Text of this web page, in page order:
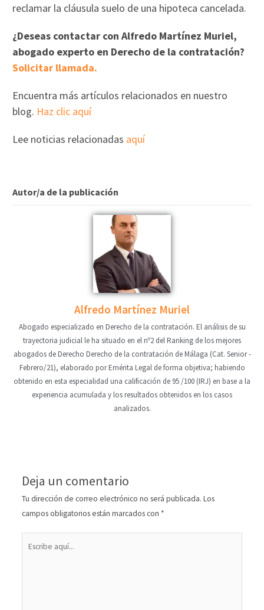
reclamar la cláusula suelo de una hipoteca cancelada.
¿Deseas contactar con Alfredo Martínez Muriel,
abogado experto en Derecho de la contratación?
Solicitar llamada.
Encuentra más artículos relacionados en nuestro
blog. Haz clic aquí
Lee noticias relacionadas aquí
Autor/a de la publicación
Alfredo Martínez Muriel
Abogado especializado en Derecho de la contratación. El análisis de su
trayectoria judicial le ha situado en el nº2 del Ranking de los mejores
abogados de Derecho Derecho de la contratación de Málaga (Cat. Senior -
Febrero/21), elaborado por Emérita Legal de forma objetiva; habiendo
obtenido en esta especialidad una calificación de 95 /100 (IRJ) en base a la
experiencia acumulada y los resultados obtenidos en los casos
analizados.
Deja un comentario
Tu dirección de correo electrónico no será publicada. Los
campos obligatorios están marcados con *